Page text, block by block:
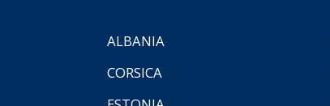
ALBANIA
CORSICA